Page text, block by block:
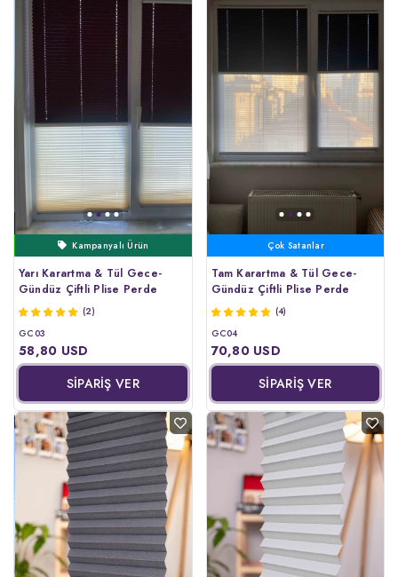
Kargo Bedava Kampanyalı Ürün
Yarı Karartma & Tül Gece-
Gündüz Çiftli Plise Perde
(2)
GC03
58,80 USD
SİPARİŞ VER
Kargo Bedava
Tam Karartma & Tül Gece-
Gündüz Çiftli Plise Perde
(4)
GC04
70,80 USD
SİPARİŞ VER